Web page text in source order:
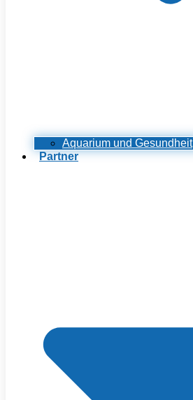
Aquarium und Gesundheit
Partner